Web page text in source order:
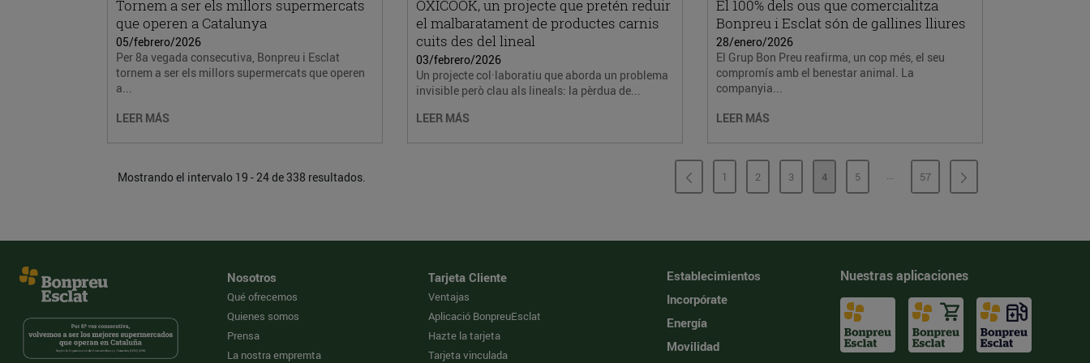
Tornem a ser els millors supermercats
que operen a Catalunya
05/febrero/2026
Per 8a vegada consecutiva, Bonpreu i Esclat
tornem a ser els millors supermercats que operen
a...
LEER MÁS
OXICOOK, un projecte que pretén reduir
el malbaratament de productes carnis
cuits des del lineal
03/febrero/2026
Un projecte col·laboratiu que aborda un problema
invisible però clau als lineals: la pèrdua de...
LEER MÁS
El 100% dels ous que comercialitza
Bonpreu i Esclat són de gallines lliures
28/enero/2026
El Grup Bon Preu reafirma, un cop més, el seu
compromís amb el benestar animal. La
companyia...
LEER MÁS
Mostrando el intervalo 19 - 24 de 338 resultados. PÁGINA
1 PÁGINA
2 PÁGINA
3 PÁGINA
4 PÁGINA
5 ...PÁGINAS INTERMEDIAS
PÁGINA
57
Nosotros
Qué ofrecemos
Quienes somos
Prensa
La nostra empremta
Tarjeta Cliente
Ventajas
Aplicació BonpreuEsclat
Hazte la tarjeta
Tarjeta vinculada
Establecimientos
Incorpórate
Energía
Movilidad
Nuestras aplicaciones